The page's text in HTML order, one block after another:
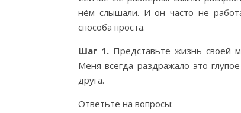
нём слышали. И он часто не
способа проста.
Шаг 1. Представьте жизнь своей
Меня всегда раздражало это
друга.
Ответьте на вопросы: